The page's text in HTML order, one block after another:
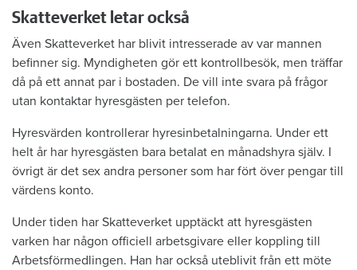
Skatteverket letar också
Även Skatteverket har blivit intresserade av var mannen
befinner sig. Myndigheten gör ett kontrollbesök, men träffar
då på ett annat par i bostaden. De vill inte svara på frågor
utan kontaktar hyresgästen per telefon.
Hyresvärden kontrollerar hyresinbetalningarna. Under ett
helt år har hyresgästen bara betalat en månadshyra själv. I
övrigt är det sex andra personer som har fört över pengar till
värdens konto.
Under tiden har Skatteverket upptäckt att hyresgästen
varken har någon officiell arbetsgivare eller koppling till
Arbetsförmedlingen. Han har också uteblivit från ett möte